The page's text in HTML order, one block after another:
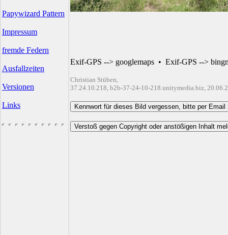
Papywizard Pattern
Impressum
fremde Federn
Ausfallzeiten
Versionen
Links
Exif-GPS --> googlemaps • Exif-GPS -->
Christian Stüben,
37.24.10.218, b2b-37-24-10-218.unitymedia.biz,